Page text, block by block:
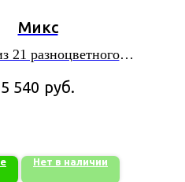
Микс
21 разноцветного
5 540 руб.
Нет в наличии